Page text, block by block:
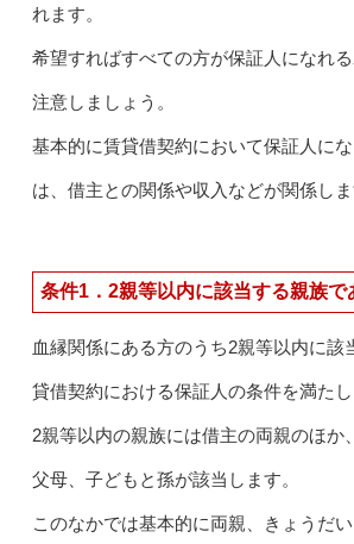
れます。
希望すればすべての方が保証人になれ
注意しましょう。
基本的に賃貸借契約において保証人に
は、借主との関係や収入などが関係しま
条件1．2親等以内に該当する親族で
血縁関係にある方のうち2親等以内に該
貸借契約における保証人の条件を満たし
2親等以内の親族には借主の両親のほか
父母、子どもと孫が該当します。
このなかでは基本的に両親、きょうだ